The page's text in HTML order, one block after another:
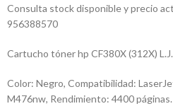
Consulta stock disponible y precio
956388570
Cartucho tóner hp CF380X (312X)
Color: Negro, Compatibilidad:
M476nw, Rendimiento: 4400 páginas.